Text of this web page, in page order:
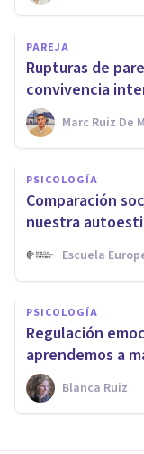
PAREJA
Rupturas de
convivencia
Marc Ruiz De
PSICOLOGÍA
Comparación
nuestra
Escuela
PSICOLOGÍA
Regulación
aprendemos a
Blanca Ruiz